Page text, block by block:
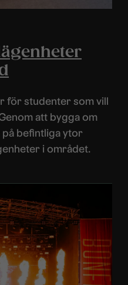
för studenter som vill
att bygga om
befintliga ytor
i området.